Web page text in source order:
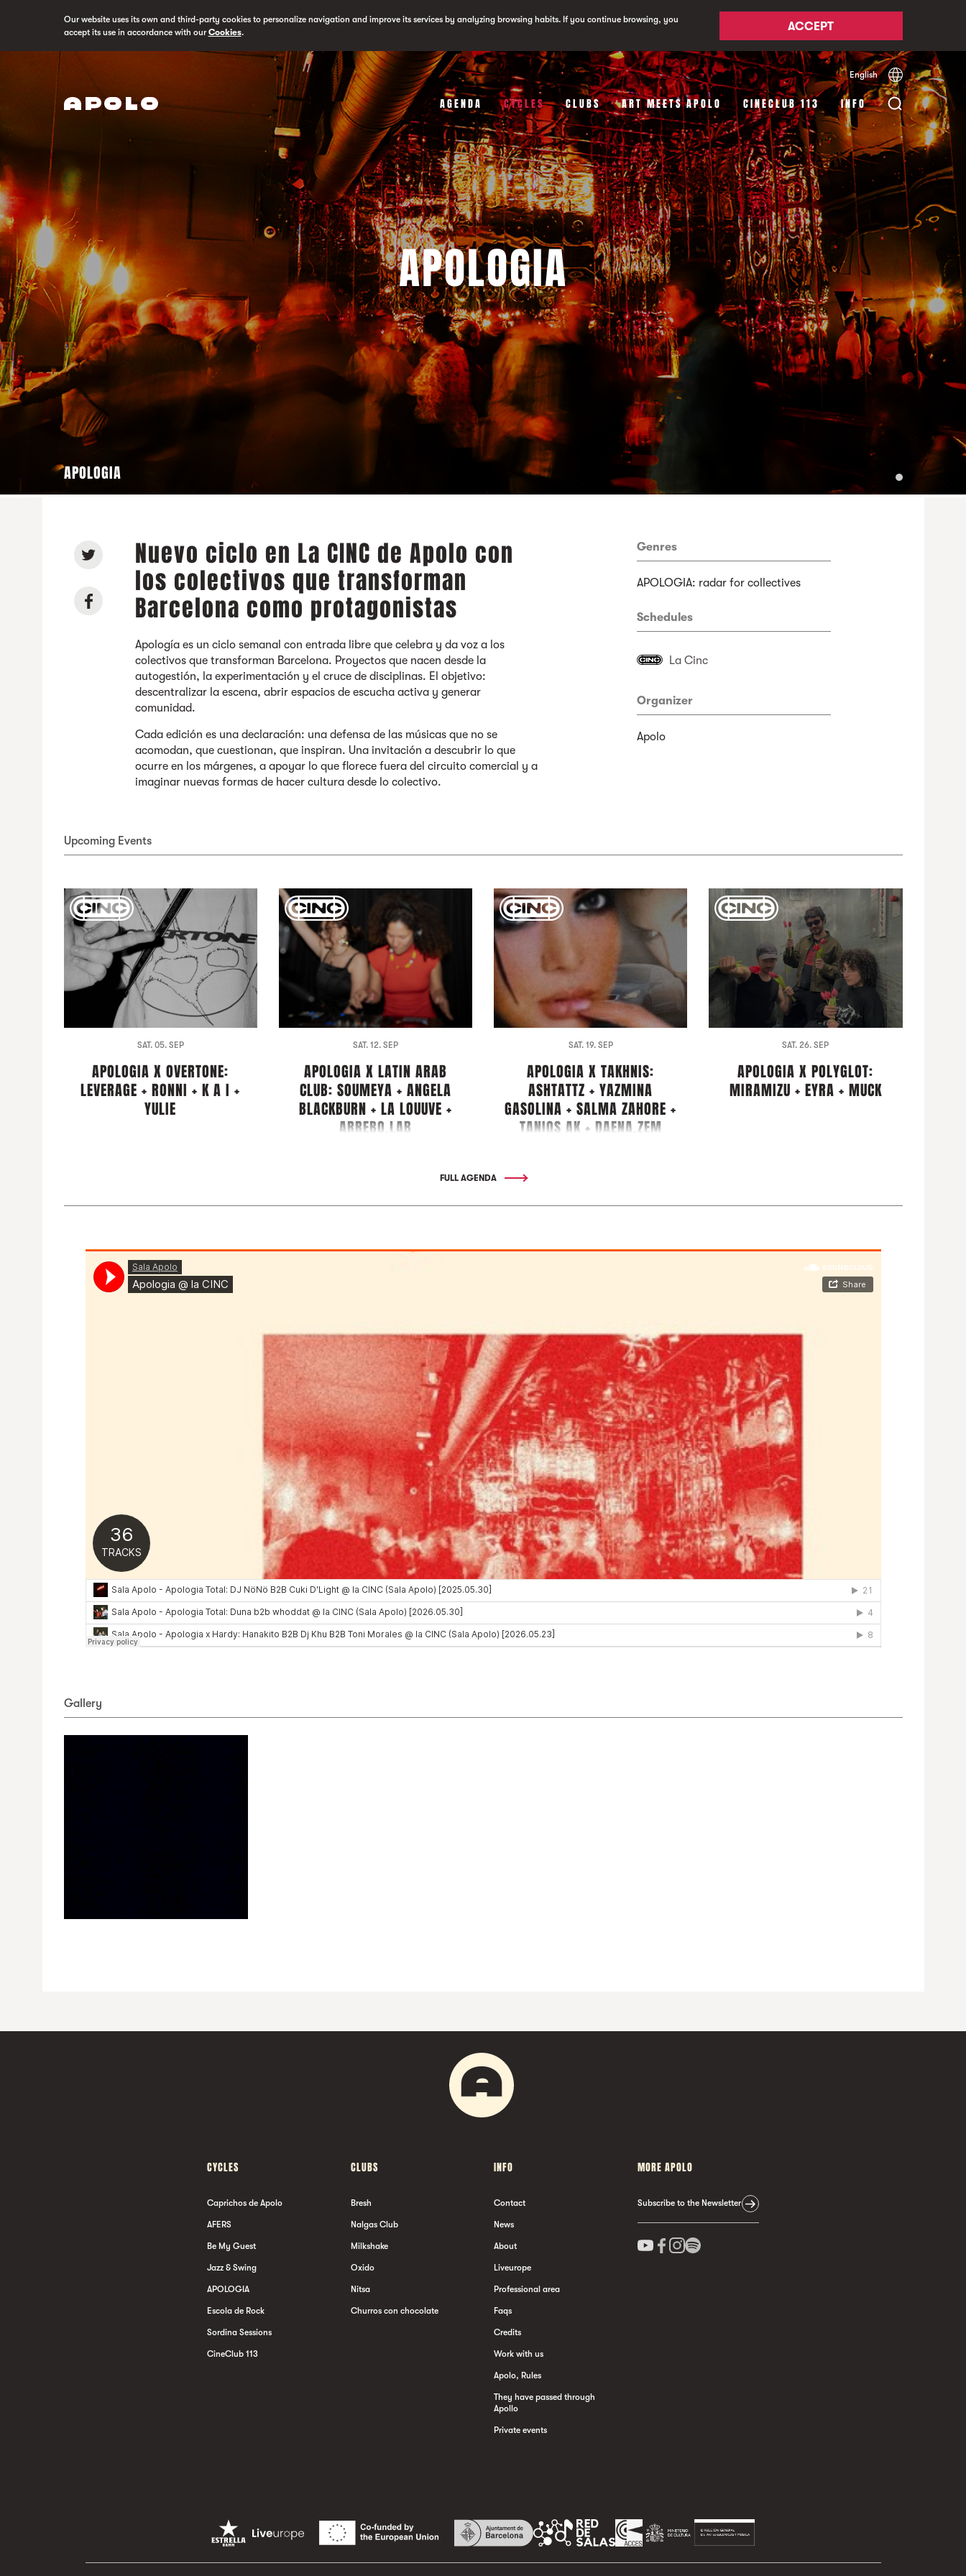
Our website uses its own and third-party cookies to personalize navigation and improve its services by analyzing browsing habits. If you continue browsing, you
accept its use in accordance with ourCookies. ACCEPT
English Español Català
AGENDA CYCLES CLUBS ART MEETS APOLO CINECLUB 113 INFO
APOLOGIA
APOLOGIA
Nuevo ciclo en La CINC de Apolo con
los colectivos que transforman
Barcelona como protagonistas
Apología es un ciclo semanal con entrada libre que celebra y da voz a los
colectivos que transforman Barcelona. Proyectos que nacen desde la
autogestión, la experimentación y el cruce de disciplinas. El objetivo:
descentralizar la escena, abrir espacios de escucha activa y generar
comunidad.
Cada edición es una declaración: una defensa de las músicas que no se
acomodan, que cuestionan, que inspiran. Una invitación a descubrir lo que
ocurre en los márgenes, a apoyar lo que florece fuera del circuito comercial y a
imaginar nuevas formas de hacer cultura desde lo colectivo.
Genres
APOLOGIA: radar for collectives
Schedules
La Cinc
Organizer
Apolo
Upcoming Events
SAT. 05. SEP
APOLOGIA X OVERTONE:
LEVERAGE + RONNI + K A I +
YULIE
SAT. 12. SEP
APOLOGIA X LATIN ARAB
CLUB: SOUMEYA + ANGELA
BLACKBURN + LA LOUUVE +
ARREBO.LAB
SAT. 19. SEP
APOLOGIA X TAKHNIS:
ASHTATTZ + YAZMINA
GASOLINA + SALMA ZAHORE +
TANIOS AK + DAENA.ZEM
SAT. 26. SEP
APOLOGIA X POLYGLOT:
MIRAMIZU + EYRA + MUCK
FULL AGENDA
Sala Apolo·Apologia @ la CINC
Gallery
CYCLES
Caprichos de Apolo
AFERS
Be My Guest
Jazz & Swing
APOLOGIA
Escola de Rock
Sordina Sessions
CineClub 113
CLUBS
Bresh
Nalgas Club
Milkshake
Oxido
Nitsa
Churros con chocolate
INFO
Contact
News
About
Liveurope
Professional area
Faqs
Credits
Work with us
Apolo, Rules
They have passed through
Apollo
Private events
MORE APOLO
Subscribe to the Newsletter